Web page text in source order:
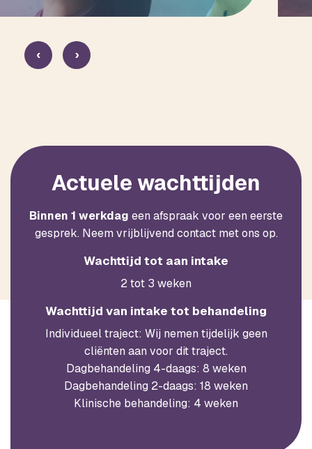
‹ ›
Actuele wachttijden
Binnen 1 werkdag een afspraak voor een eerste
gesprek. Neem vrijblijvend contact met ons op.
Wachttijd tot aan intake
2 tot 3 weken
Wachttijd van intake tot behandeling
Individueel traject: Wij nemen tijdelijk geen
cliënten aan voor dit traject.
Dagbehandeling 4-daags: 8 weken
Dagbehandeling 2-daags: 18 weken
Klinische behandeling: 4 weken